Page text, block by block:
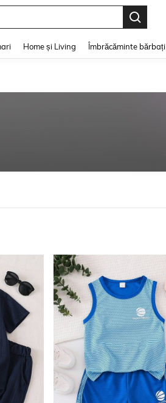
Home și Living Îmbrăcăminte bărbați